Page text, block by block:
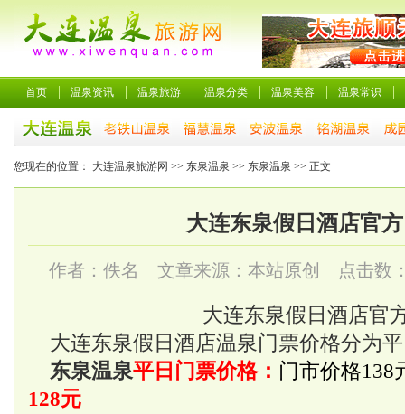
首页 温泉资讯 温泉旅游 温泉分类 温泉美容 温泉常识
您现在的位置： 大连温泉旅游网 >> 东泉温泉 >> 东泉温泉 >> 正文
大连东泉假日酒店官
作者：佚名 文章来源：本站原创 点击数
大连东泉假日酒店官
大连东泉假日酒店温泉门票价格分为
东泉温泉平日门票价格： 门市价格138
128元